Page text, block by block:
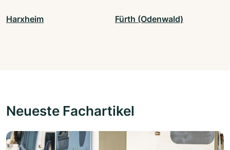
Harxheim Fürth (Odenwald)
Neueste Fachartikel